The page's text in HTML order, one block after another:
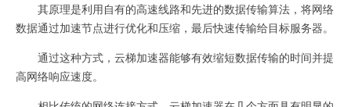
其原理是利用自有的高速线路和先进的数据传输算法，将网络
数据通过加速节点进行优化和压缩，最后快速传输给目标服务器。
通过这种方式，云梯加速器能够有效缩短数据传输的时间并提
高网络响应速度。